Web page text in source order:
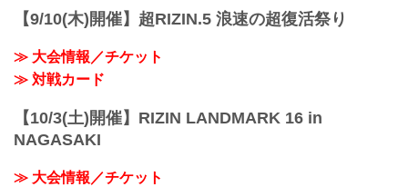
技の祭典”について語って欲しい」とい
う...
【9/10(木)開催】超RIZIN.5 浪速の超復活祭り
≫ 大会情報／チケット
≫ 対戦カード
【10/3(土)開催】RIZIN LANDMARK 16 in
NAGASAKI
≫ 大会情報／チケット